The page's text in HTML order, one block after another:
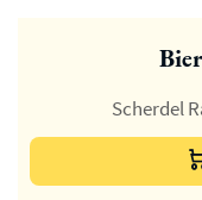
Scherdel